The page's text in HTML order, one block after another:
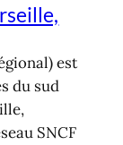
est
du sud
SNCF